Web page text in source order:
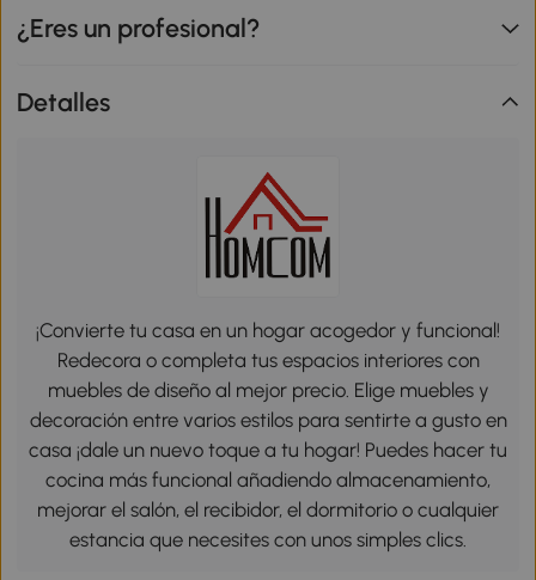
¿Eres un profesional?
Detalles
¡Convierte tu casa en un hogar acogedor y funcional!
Redecora o completa tus espacios interiores con
muebles de diseño al mejor precio. Elige muebles y
decoración entre varios estilos para sentirte a gusto en
casa ¡dale un nuevo toque a tu hogar! Puedes hacer tu
cocina más funcional añadiendo almacenamiento,
mejorar el salón, el recibidor, el dormitorio o cualquier
estancia que necesites con unos simples clics.